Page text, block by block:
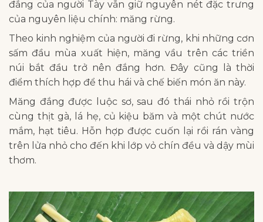
đắng của người Tày vẫn giữ nguyên nét đặc trưng
của nguyên liệu chính: măng rừng.
Theo kinh nghiệm của người đi rừng, khi những cơn
sấm đầu mùa xuất hiện, măng vầu trên các triền
núi bắt đầu trở nên đắng hơn. Đây cũng là thời
điểm thích hợp để thu hái và chế biến món ăn này.
Măng đắng được luộc sơ, sau đó thái nhỏ rồi trộn
cùng thịt gà, lá hẹ, củ kiệu băm và một chút nước
mắm, hạt tiêu. Hỗn hợp được cuốn lại rồi rán vàng
trên lửa nhỏ cho đến khi lớp vỏ chín đều và dậy mùi
thơm.